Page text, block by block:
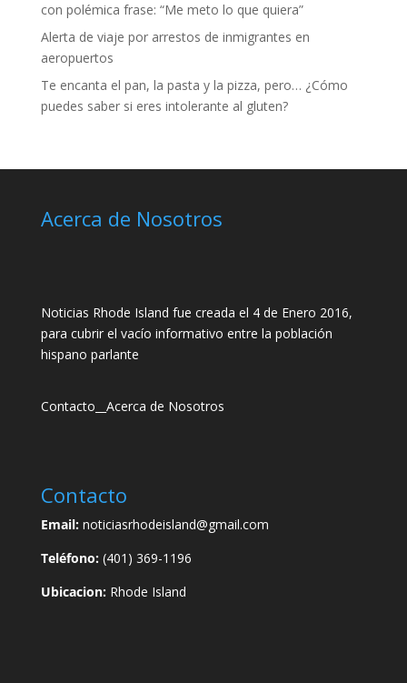
con polémica frase: “Me meto lo que quiera”
Alerta de viaje por arrestos de inmigrantes en
aeropuertos
Te encanta el pan, la pasta y la pizza, pero… ¿Cómo
puedes saber si eres intolerante al gluten?
Acerca de Nosotros
Noticias Rhode Island fue creada el 4 de Enero 2016,
para cubrir el vacío informativo entre la población
hispano parlante
Contacto Acerca de Nosotros
Contacto
Email:noticiasrhodeisland@gmail.com
Teléfono:(401) 369-1196
Ubicacion:Rhode Island